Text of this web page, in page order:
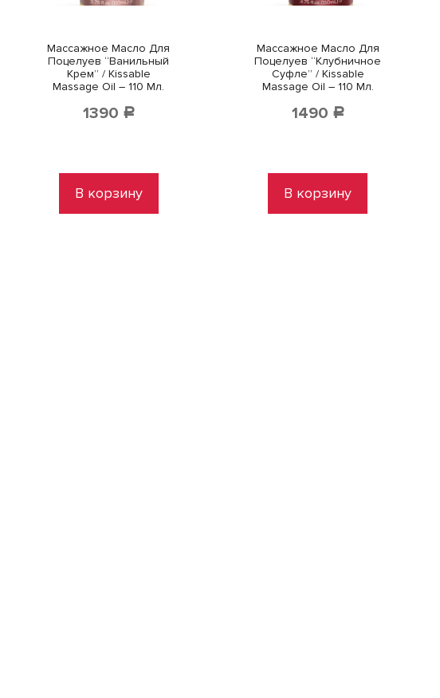
Массажное Масло Для
Поцелуев “Ванильный
Крем” / Kissable
Massage Oil – 110 Мл.
1390 Р
В корзину
Массажное Масло Для
Поцелуев “Клубничное
Суфле” / Kissable
Massage Oil – 110 Мл.
1490 Р
В корзину